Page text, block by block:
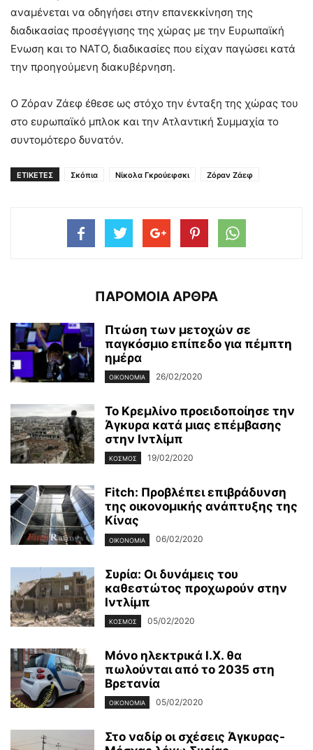
αναμένεται να οδηγήσει στην επανεκκίνηση της
διαδικασίας προσέγγισης της χώρας με την Ευρωπαϊκή
Ενωση και το ΝΑΤΟ, διαδικασίες που είχαν παγώσει κατά
την προηγούμενη διακυβέρνηση.
Ο Ζόραν Ζάεφ έθεσε ως στόχο την ένταξη της χώρας του
στο ευρωπαϊκό μπλοκ και την Ατλαντική Συμμαχία το
συντομότερο δυνατόν.
ΕΤΙΚΕΤΕΣ Σκόπια Νίκολα Γκρούεφσκι Ζόραν Ζάεφ
ΠΑΡΟΜΟΙΑ ΑΡΘΡΑ
Πτώση των μετοχών σε
παγκόσμιο επίπεδο για πέμπτη
ημέρα
ΟΙΚΟΝΟΜΊΑ 26/02/2020
Το Κρεμλίνο προειδοποίησε την
Άγκυρα κατά μιας επέμβασης
στην Ιντλίμπ
ΚΌΣΜΟΣ 19/02/2020
Fitch: Προβλέπει επιβράδυνση
της οικονομικής ανάπτυξης της
Κίνας
ΟΙΚΟΝΟΜΊΑ 06/02/2020
Συρία: Οι δυνάμεις του
καθεστώτος προχωρούν στην
Ιντλίμπ
ΚΌΣΜΟΣ 05/02/2020
Μόνο ηλεκτρικά Ι.Χ. θα
πωλούνται από το 2035 στη
Βρετανία
ΟΙΚΟΝΟΜΊΑ 05/02/2020
Στο ναδίρ οι σχέσεις Άγκυρας-